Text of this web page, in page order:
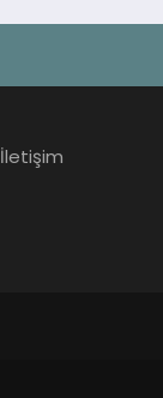
İletişim